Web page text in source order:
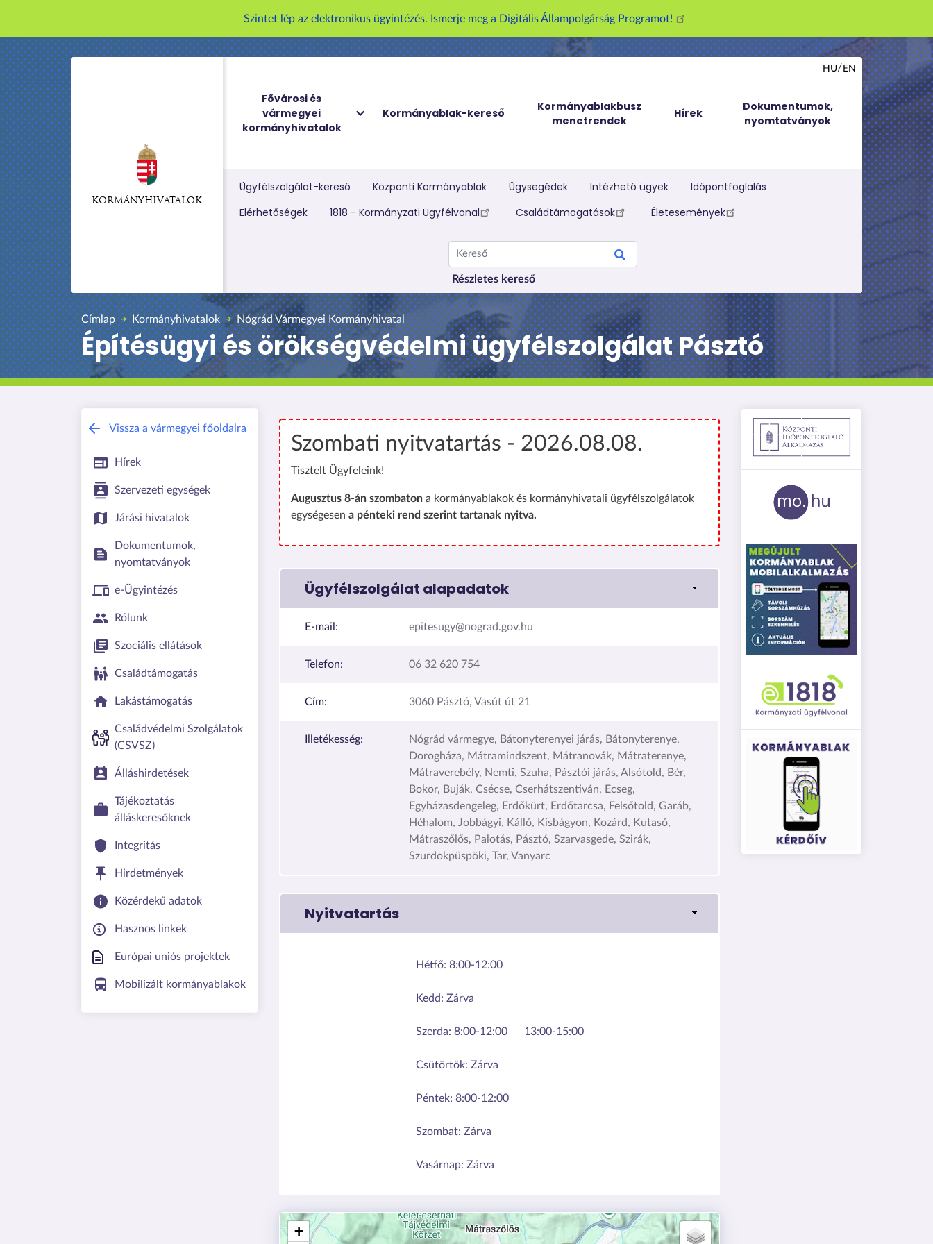
r
t
a
o
r
a
Szintet lép az elektronikus ügyintézés. Ismerje meg a Digitális Állampolgárság Programot!
KORMÁNYHIVATALOK
Fővárosi és
vármegyei
kormányhivatalok
Kormányablak-kereső
Kormányablakbusz
menetrendek
Hírek
Dokumentumok,
nyomtatványok
HU EN
Kereső melletti menü
Ügyfélszolgálat-kereső Központi Kormányablak Ügysegédek Intézhető ügyek
Időpontfoglalás
Elérhetőségek
1818 - Kormányzati Ügyfélvonal Családtámogatások Életesemények
Kereső
Részletes kereső
Címlap Kormányhivatalok Nógrád Vármegyei Kormányhivatal
Építésügyi és örökségvédelmi ügyfélszolgálat Pásztó
Vissza a vármegyei főoldalra
Hírek
Szervezeti egységek
Járási hivatalok
Dokumentumok,
nyomtatványok
e-Ügyintézés
Rólunk
Szociális ellátások
Családtámogatás
Lakástámogatás
Családvédelmi Szolgálatok
(CSVSZ)
Álláshirdetések
Tájékoztatás
álláskeresőknek
Integritás
Hirdetmények
Közérdekű adatok
Hasznos linkek
Európai uniós projektek
Mobilizált kormányablakok
Szombati nyitvatartás - 2026.08.08.
Tisztelt Ügyfeleink!
Augusztus 8-án szombaton a kormányablakok és kormányhivatali ügyfélszolgálatok
egységesen a pénteki rend szerint tartanak nyitva.
Ügyfélszolgálat alapadatok
E-mail: epitesugy@nograd.gov.hu
Telefon: 06 32 620 754
Cím: 3060 Pásztó, Vasút út 21
Illetékesség:
Nógrád vármegye, Bátonyterenyei járás, Bátonyterenye,
Dorogháza, Mátramindszent, Mátranovák, Mátraterenye,
Mátraverebély, Nemti, Szuha, Pásztói járás, Alsótold, Bér,
Bokor, Buják, Csécse, Cserhátszentiván, Ecseg,
Egyházasdengeleg, Erdőkürt, Erdőtarcsa, Felsőtold, Garáb,
Héhalom, Jobbágyi, Kálló, Kisbágyon, Kozárd, Kutasó,
Mátraszőlős, Palotás, Pásztó, Szarvasgede, Szirák,
Szurdokpüspöki, Tar, Vanyarc
Nyitvatartás
Hétfő: 8:00-12:00
Kedd: Zárva
Szerda: 8:00-12:00 13:00-15:00
Csütörtök: Zárva
Péntek: 8:00-12:00
Szombat: Zárva
Vasárnap: Zárva
+